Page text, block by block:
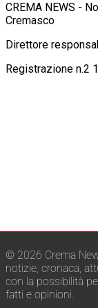
CREMA NEWS -
Cremasco
Direttore
Registrazione n.2
© 2026 Crema
notizie, cronaca,
con la possibilità
fatti e opinioni.